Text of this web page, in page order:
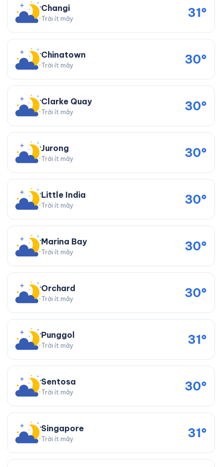
Changi
Trời ít mây 31°
Chinatown
Trời ít mây 30°
Clarke Quay
Trời ít mây 30°
Jurong
Trời ít mây 30°
Little India
Trời ít mây 30°
Marina Bay
Trời ít mây 30°
Orchard
Trời ít mây 30°
Punggol
Trời ít mây 31°
Sentosa
Trời ít mây 30°
Singapore
Trời ít mây 31°